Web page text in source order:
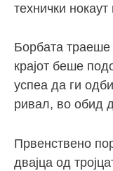
технички
Борбата траеше
крајот беше
успеа да ги
ривал, во обид
Првенствено
двајца од